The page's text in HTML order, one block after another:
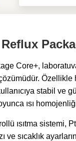
Core+,
çözümüdür.
stabil ve
ısı
ısıtma sistemi,
ve sıcaklık